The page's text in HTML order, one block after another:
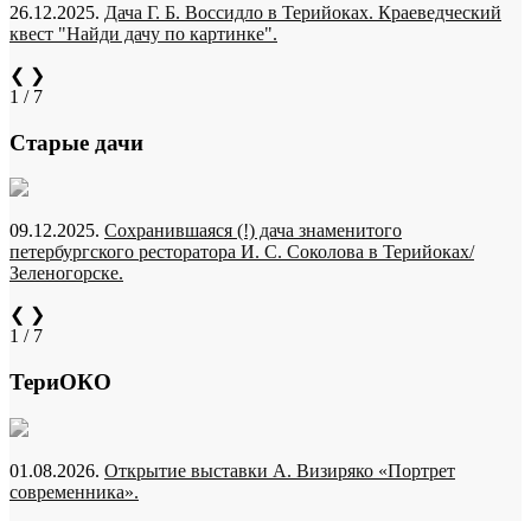
26.12.2025. Дача Г. Б. Воссидло в Терийоках. Краеведческий
квест "Найди дачу по картинке".
❮ ❯
1 / 7
Старые дачи
09.12.2025. Сохранившаяся (!) дача знаменитого
петербургского ресторатора И. С. Соколова в Терийоках/
Зеленогорске.
❮ ❯
1 / 7
ТериОКО
01.08.2026. Открытие выставки А. Визиряко «Портрет
современника».